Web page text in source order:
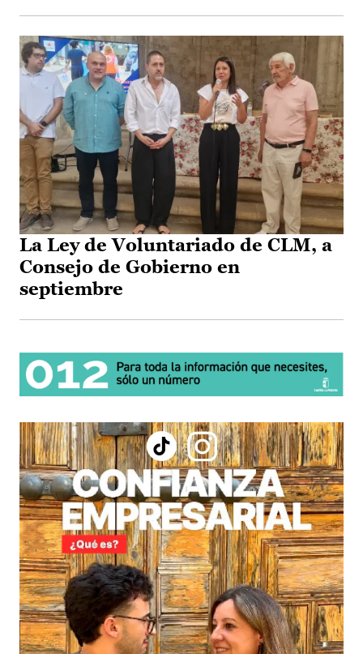
La Ley de Voluntariado de CLM, a
Consejo de Gobierno en
septiembre